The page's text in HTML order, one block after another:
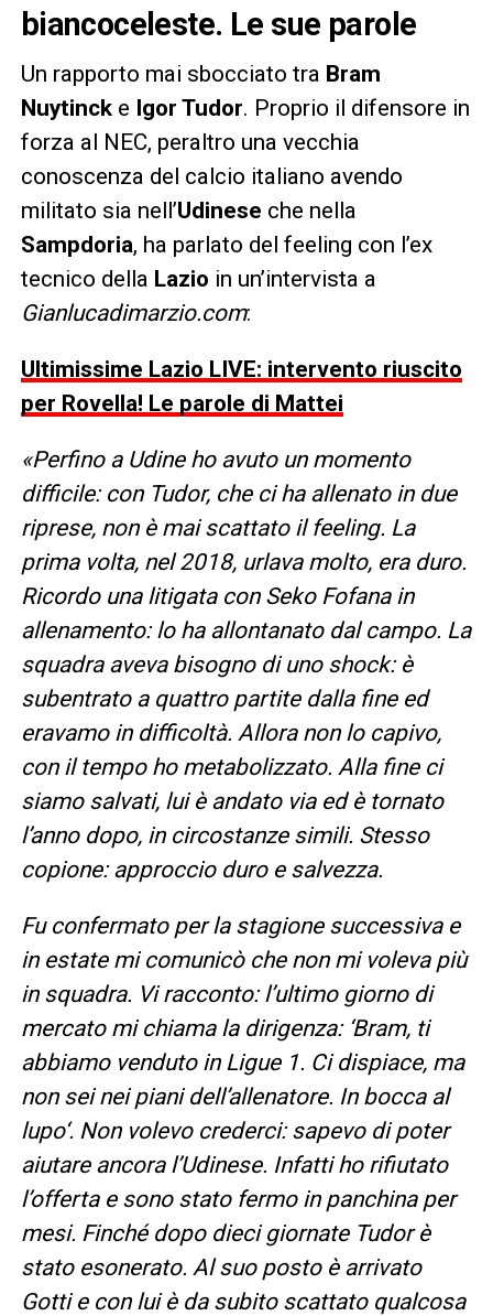
biancoceleste. Le sue parole
Un rapporto mai sbocciato tra Bram
Nuytincke Igor Tudor. Proprio il difensore in
forza al NEC, peraltro una vecchia
conoscenza del calcio italiano avendo
militato sia nell’Udinese che nella
Sampdoria, ha parlato del feeling con l’ex
tecnico della Lazio in un’intervista a
Gianlucadimarzio.com:
Ultimissime Lazio LIVE: intervento riuscito
per Rovella! Le parole di Mattei
«Perfino a Udine ho avuto un momento
difficile: con Tudor, che ci ha allenato in due
riprese, non è mai scattato il feeling. La
prima volta, nel 2018, urlava molto, era duro.
Ricordo una litigata con Seko Fofana in
allenamento: lo ha allontanato dal campo. La
squadra aveva bisogno di uno shock: è
subentrato a quattro partite dalla fine ed
eravamo in difficoltà. Allora non lo capivo,
con il tempo ho metabolizzato. Alla fine ci
siamo salvati, lui è andato via ed è tornato
l’anno dopo, in circostanze simili. Stesso
copione: approccio duro e salvezza.
Fu confermato per la stagione successiva e
in estate mi comunicò che non mi voleva più
in squadra. Vi racconto: l’ultimo giorno di
mercato mi chiama la dirigenza: ‘Bram, ti
abbiamo venduto in Ligue 1. Ci dispiace, ma
non sei nei piani dell’allenatore. In bocca al
lupo‘. Non volevo crederci: sapevo di poter
aiutare ancora l’Udinese. Infatti ho rifiutato
l’offerta e sono stato fermo in panchina per
mesi. Finché dopo dieci giornate Tudor è
stato esonerato. Al suo posto è arrivato
Gotti e con lui è da subito scattato qualcosa